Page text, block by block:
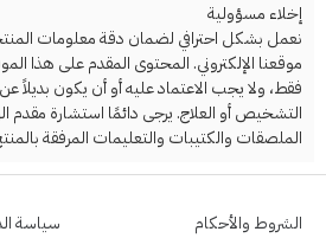
إخلاء مسؤولية
نعمل بشكل احترافي لضمان دقة معلومات
موقعنا الإلكتروني. المحتوى المقدم على هذا
فقط، ولا يجب الاعتماد عليه أو أن يكون بديلاً
التشخيص أو العلاج. يرجى دائمًا استشارة مقدم
الملصقات والكتيبات والتعليمات المرفقة
الشروط والأحكام
سياسة